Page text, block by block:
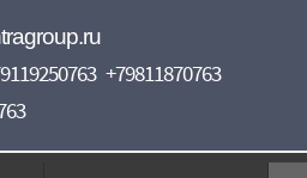
+79811870763